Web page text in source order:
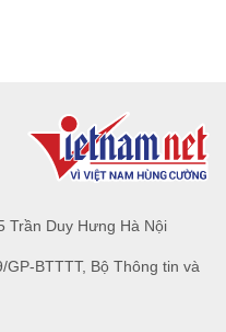
Trần Duy Hưng Hà Nội
BTTTT, Bộ Thông tin và